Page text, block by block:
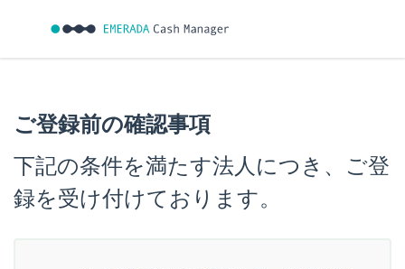
ご登録前の確認事項
下記の条件を満たす法人につき、ご登
録を受け付けております。